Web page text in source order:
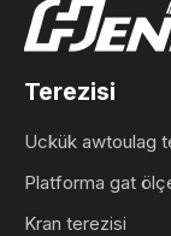
Terezisi
Uckük awtoulag
Platforma gat
Kran terezisi